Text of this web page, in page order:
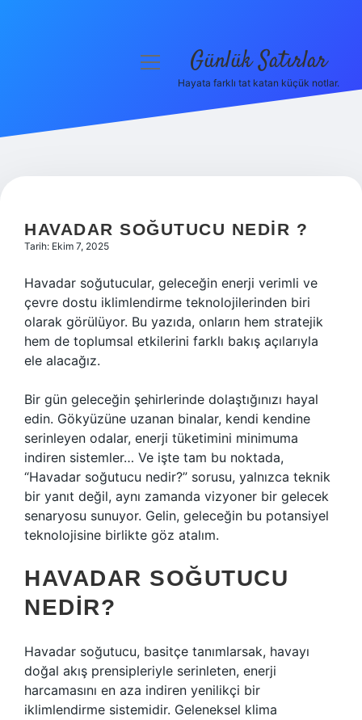
Hakkımızda
menüyü Günlük Satırlar
Hayata farklı tat katan küçük notlar.
HAVADAR SOĞUTUCU NEDIR ?
Tarih: Ekim 7, 2025
Havadar soğutucular, geleceğin enerji verimli ve
çevre dostu iklimlendirme teknolojilerinden biri
olarak görülüyor. Bu yazıda, onların hem stratejik
hem de toplumsal etkilerini farklı bakış açılarıyla
ele alacağız.
Bir gün geleceğin şehirlerinde dolaştığınızı hayal
edin. Gökyüzüne uzanan binalar, kendi kendine
serinleyen odalar, enerji tüketimini minimuma
indiren sistemler… Ve işte tam bu noktada,
“Havadar soğutucu nedir?” sorusu, yalnızca teknik
bir yanıt değil, aynı zamanda vizyoner bir gelecek
senaryosu sunuyor. Gelin, geleceğin bu potansiyel
teknolojisine birlikte göz atalım.
HAVADAR SOĞUTUCU
NEDIR?
Havadar soğutucu, basitçe tanımlarsak, havayı
doğal akış prensipleriyle serinleten, enerji
harcamasını en aza indiren yenilikçi bir
iklimlendirme sistemidir. Geleneksel klima